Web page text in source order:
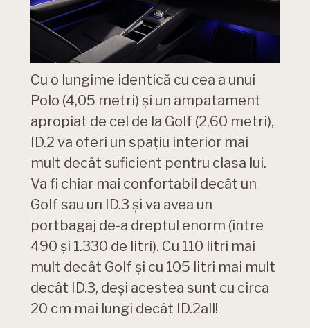
Cu o lungime identică cu cea a unui
Polo (4,05 metri) și un ampatament
apropiat de cel de la Golf (2,60 metri),
ID.2 va oferi un spațiu interior mai
mult decât suficient pentru clasa lui.
Va fi chiar mai confortabil decât un
Golf sau un ID.3 și va avea un
portbagaj de-a dreptul enorm (între
490 și 1.330 de litri). Cu 110 litri mai
mult decât Golf și cu 105 litri mai mult
decât ID.3, deși acestea sunt cu circa
20 cm mai lungi decât ID.2all!